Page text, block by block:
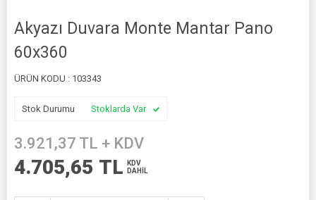
Akyazı Duvara Monte Mantar Pano
60x360
ÜRÜN KODU : 103343
Stok Durumu Stoklarda Var
3.921,37 TL + KDV
4.705,65 TL
KDV
DAHİL